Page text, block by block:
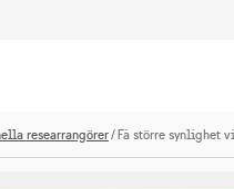
researrangörer Få större synlighet